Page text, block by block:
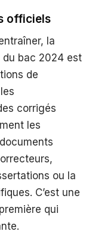
officiels
la
bac 2024 est
de
corrigés
les
ou la
C’est une
qui